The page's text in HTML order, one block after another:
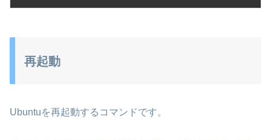
再起動
Ubuntuを再起動するコマンドです。